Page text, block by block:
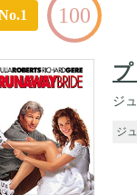
100
ジ
ジ